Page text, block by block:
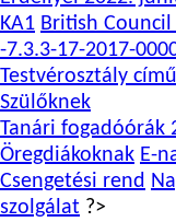
KA1 British
-7.3.3-17-2017-
Testvérosztály
Szülőknek
Tanári fogadóórák
Öregdiákoknak E-
Csengetési rend
szolgálat ?>